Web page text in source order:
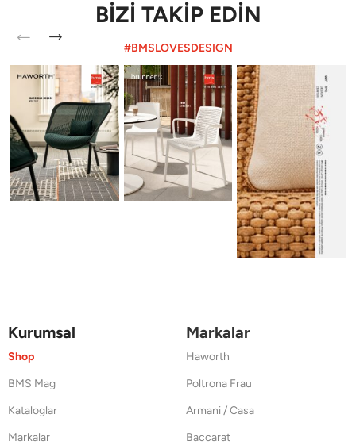
BİZİ TAKİP EDİN
#BMSLOVESDESIGN
Kurumsal
Shop
BMS Mag
Kataloglar
Markalar
Markalar
Haworth
Poltrona Frau
Armani / Casa
Baccarat